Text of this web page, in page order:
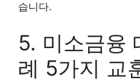
습니다.
5. 미소금융
례 5가지 교